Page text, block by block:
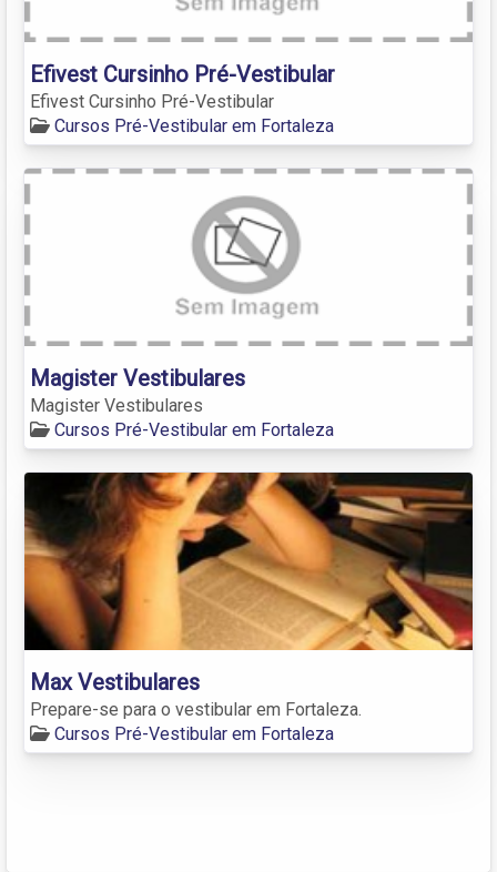
Efivest Cursinho Pré-Vestibular
Efivest Cursinho Pré-Vestibular
Cursos Pré-Vestibular em Fortaleza
Magister Vestibulares
Magister Vestibulares
Cursos Pré-Vestibular em Fortaleza
Max Vestibulares
Prepare-se para o vestibular em Fortaleza.
Cursos Pré-Vestibular em Fortaleza